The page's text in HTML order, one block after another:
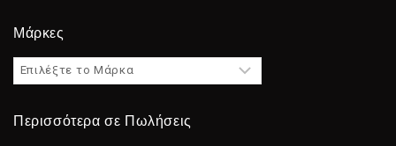
Μάρκες
Περισσότερα σε Πωλήσεις